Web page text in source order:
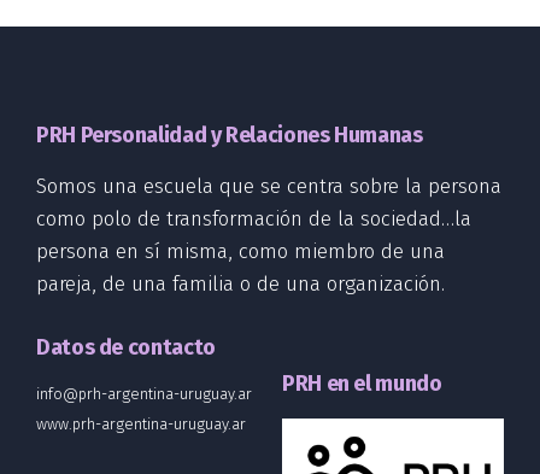
PRH Personalidad y Relaciones Humanas
Somos una escuela que se centra sobre la persona
como polo de transformación de la sociedad…la
persona en sí misma, como miembro de una
pareja, de una familia o de una organización.
Datos de contacto
info@prh-argentina-uruguay.ar
www.prh-argentina-uruguay.ar
PRH en el mundo